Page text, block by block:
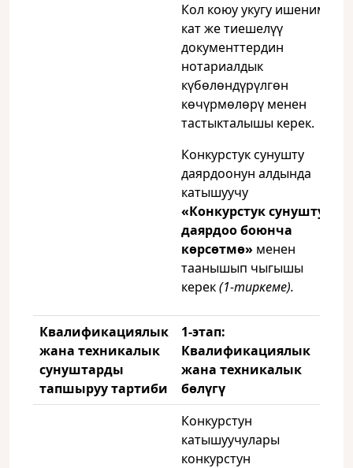
Кол коюу укугу ишеним
кат же тиешелүү
документтердин
нотариалдык
күбөлөндүрүлгөн
көчүрмөлөрү менен
тастыкталышы керек.
Конкурстук сунушту
даярдоонун алдында
катышуучу
«Конкурстук сунушту
даярдоо боюнча
көрсөтмө» менен
таанышып чыгышы
керек(1-тиркеме).
Квалификациялык
жана техникалык
сунуштарды
тапшыруу тартиби
1-этап:
Квалификациялык
жана техникалык
бөлүгү
Конкурстун
катышуучулары
конкурстун